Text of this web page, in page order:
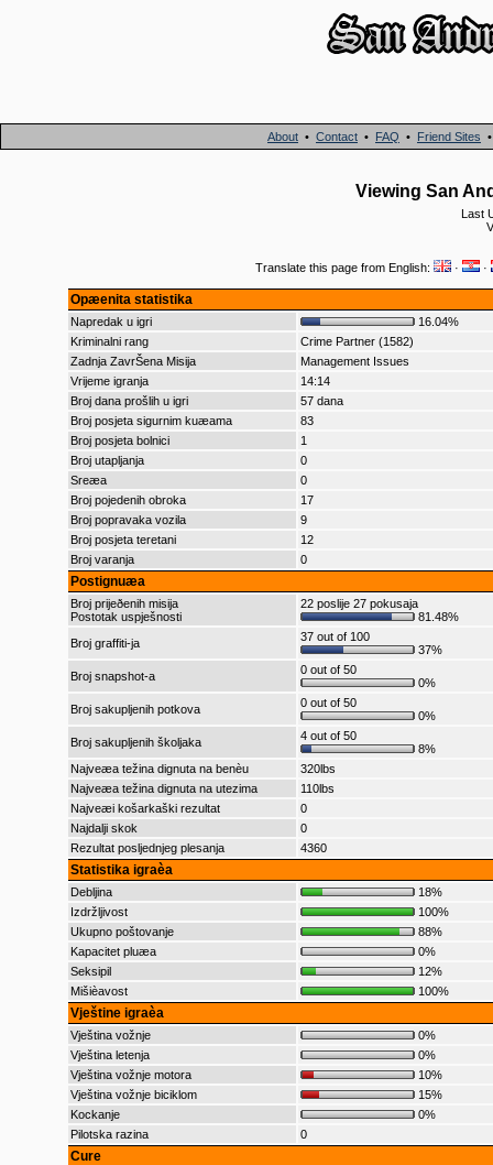
About • Contact • FAQ • Friend Sites
Viewing San
Last
Translate this page from English: · ·
Opæenita statistika
Napredak u igri
16.04%
Kriminalni rang
Crime Partner (1582)
Zadnja ZavrŠena Misija
Management Issues
Vrijeme igranja
14:14
Broj dana prošlih u igri
57 dana
Broj posjeta sigurnim kuæama
83
Broj posjeta bolnici
1
Broj utapljanja
0
Sreæa
0
Broj pojedenih obroka
17
Broj popravaka vozila
9
Broj posjeta teretani
12
Broj varanja
0
Postignuæa
Broj prijeðenih misija
Postotak uspješnosti
22 poslije 27 pokusaja
81.48%
Broj graffiti-ja
37 out of 100
37%
Broj snapshot-a
0 out of 50
0%
Broj sakupljenih potkova
0 out of 50
0%
Broj sakupljenih školjaka
4 out of 50
8%
Najveæa težina dignuta na benèu
320lbs
Najveæa težina dignuta na utezima
110lbs
Najveæi košarkaški rezultat
0
Najdalji skok
0
Rezultat posljednjeg plesanja
4360
Statistika igraèa
Debljina
18%
Izdržljivost
100%
Ukupno poštovanje
88%
Kapacitet pluæa
0%
Seksipil
12%
Mišièavost
100%
Vještine igraèa
Vještina vožnje
0%
Vještina letenja
0%
Vještina vožnje motora
10%
Vještina vožnje biciklom
15%
Kockanje
0%
Pilotska razina
0
Cure